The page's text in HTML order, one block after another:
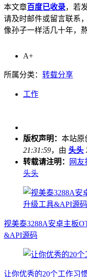
本文章百度已收录，若
请及时邮件或留言联系
像孙子一样活几十年，
A+
所属分类： 转载分享
工作
版权声明： 本站原
21:31:59，由 头头
转载请注明：
网
头头
视美泰3288A安卓主板
&API源码
让你优秀的20个工作习